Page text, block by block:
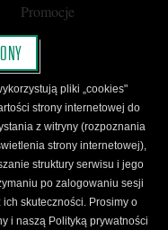
Promocje
Nota prawna
Newsletter
pliki „cookies"
strony internetowej do
z witryny (rozpoznania
strony internetowej),
struktury serwisu i jego
po zalogowaniu sesji
skuteczności. Prosimy o
i naszą Polityką prywatności